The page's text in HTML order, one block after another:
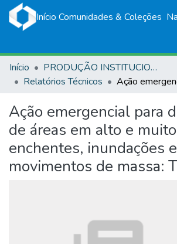
Início Comunidades & Coleções
Início
PRODUÇÃO INSTITUCIONAL
Relatórios Técnicos
Ação emergencial para
de áreas em alto e
enchentes, inundações e
movimentos de massa: